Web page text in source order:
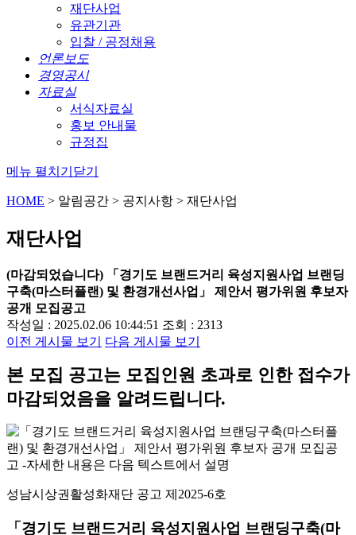
재단사업
유관기관
입찰 / 공정채용
언론보도
경영공시
자료실
서식자료실
홍보 안내물
규정집
메뉴 펼치기 닫기
HOME > 알림공간 > 공지사항 > 재단사업
재단사업
(마감되었습니다) 「경기도 브랜드거리 육성지원사업 브랜딩
구축(마스터플랜) 및 환경개선사업」 제안서 평가위원 후보자
공개 모집공고
작성일 : 2025.02.06 10:44:51 조회 : 2313
이전 게시물 보기
다음 게시물 보기
본 모집 공고는 모집인원 초과로 인한 접수가
마감되었음을 알려드립니다.
성남시상권활성화재단 공고 제2025-6호
「경기도 브랜드거리 육성지원사업 브랜딩구축(마